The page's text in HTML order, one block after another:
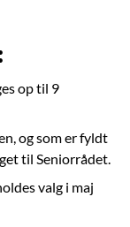
op til 9
og som er fyldt
til Seniorrådet.
valg i maj